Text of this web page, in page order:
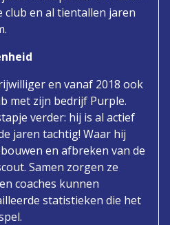
club en al tientallen jaren
en vanaf 2018 ook
met zijn bedrijf Purple.
verder: hij is al actief
jaren tachtig! Waar hij
en afbreken van de
Samen zorgen ze
coaches kunnen
statistieken die het